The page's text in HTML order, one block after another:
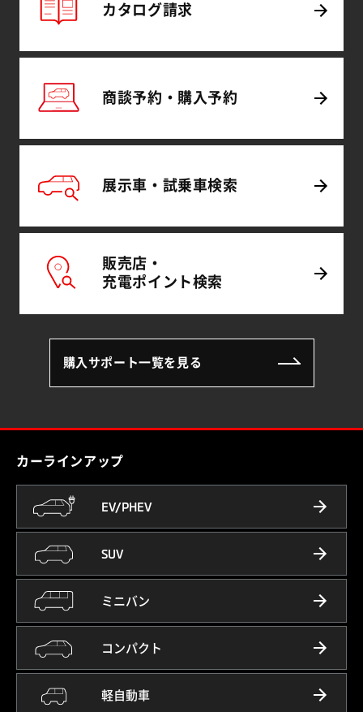
カタログ請求
商談予約・ 購入予約
展示車・試乗車検索
販売店・
充電ポイント検索
購入サポート一覧を見る
カーラインアップ
EV/PHEV
SUV
ミニバン
コンパクト
軽自動車